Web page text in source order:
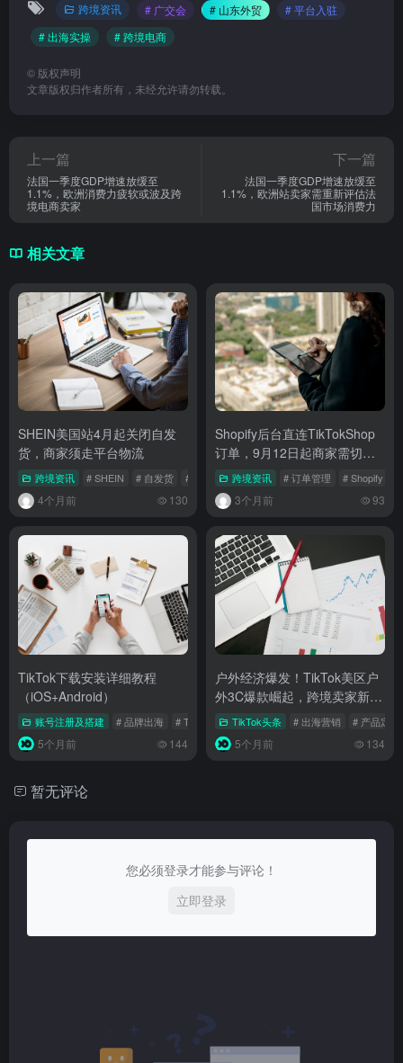
跨境资讯 # 广交会 # 山东外贸
# 平台入驻
# 出海实操
# 跨境电商
© 版权声明
文章版权归作者所有，未经允许请勿转载。
上一篇
法国一季度GDP增速放缓至
1.1%，欧洲消费力疲软或波及跨
境电商卖家
下一篇
法国一季度GDP增速放缓至
1.1%，欧洲站卖家需重新评估法
国市场消费力
相关文章
SHEIN美国站4月起关闭自发
货，商家须走平台物流
跨境资讯 # SHEIN # 自发货 # 平台物流
4个月前 130
Shopify后台直连TikTokShop
订单，9月12日起商家需切换
至完整店铺体验
跨境资讯 # 订单管理 # Shopify
3个月前 93
TikTok下载安装详细教程
（iOS+Android）
账号注册及搭建 # 品牌出海 # TikTok # 跨境电商
5个月前 144
户外经济爆发！TikTok美区户
外3C爆款崛起，跨境卖家新机
遇来袭
TikTok头条 # 出海营销 # 产品定位
5个月前 134
暂无评论
您必须登录才能参与评论！
立即登录